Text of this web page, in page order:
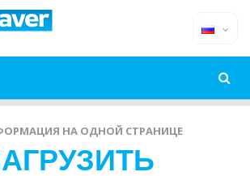
НА ОДНОЙ СТРАНИЦЕ